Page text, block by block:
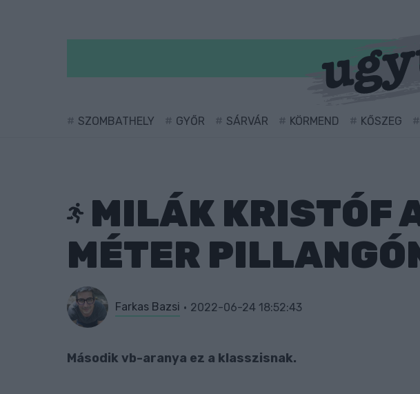
SZOMBATHELY GYŐR SÁRVÁR KÖRMEND KŐSZEG
MILÁK KRISTÓF
MÉTER
Farkas Bazsi 2022-06-24 18:52:43
Második vb-aranya ez a klasszisnak.